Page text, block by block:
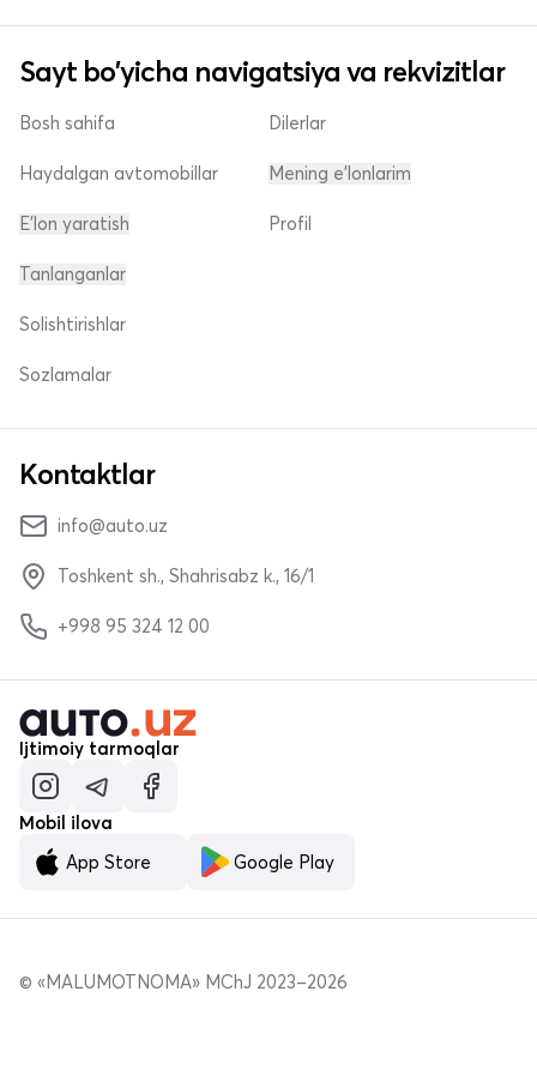
Sayt bo'yicha navigatsiya va rekvizitlar
Bosh sahifa
Haydalgan avtomobillar
E'lon yaratish
Dilerlar
Mening e'lonlarim
Profil
Tanlanganlar
Solishtirishlar
Sozlamalar
Kontaktlar
info@auto.uz
Toshkent sh., Shahrisabz k., 16/1
+998 95 324 12 00
Ijtimoiy tarmoqlar
Mobil ilova
App Store
Google Play
© «MALUMOTNOMA» MChJ 2023–2026